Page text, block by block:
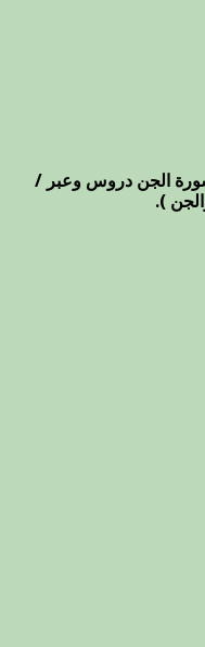
الجن دروس وعبر /